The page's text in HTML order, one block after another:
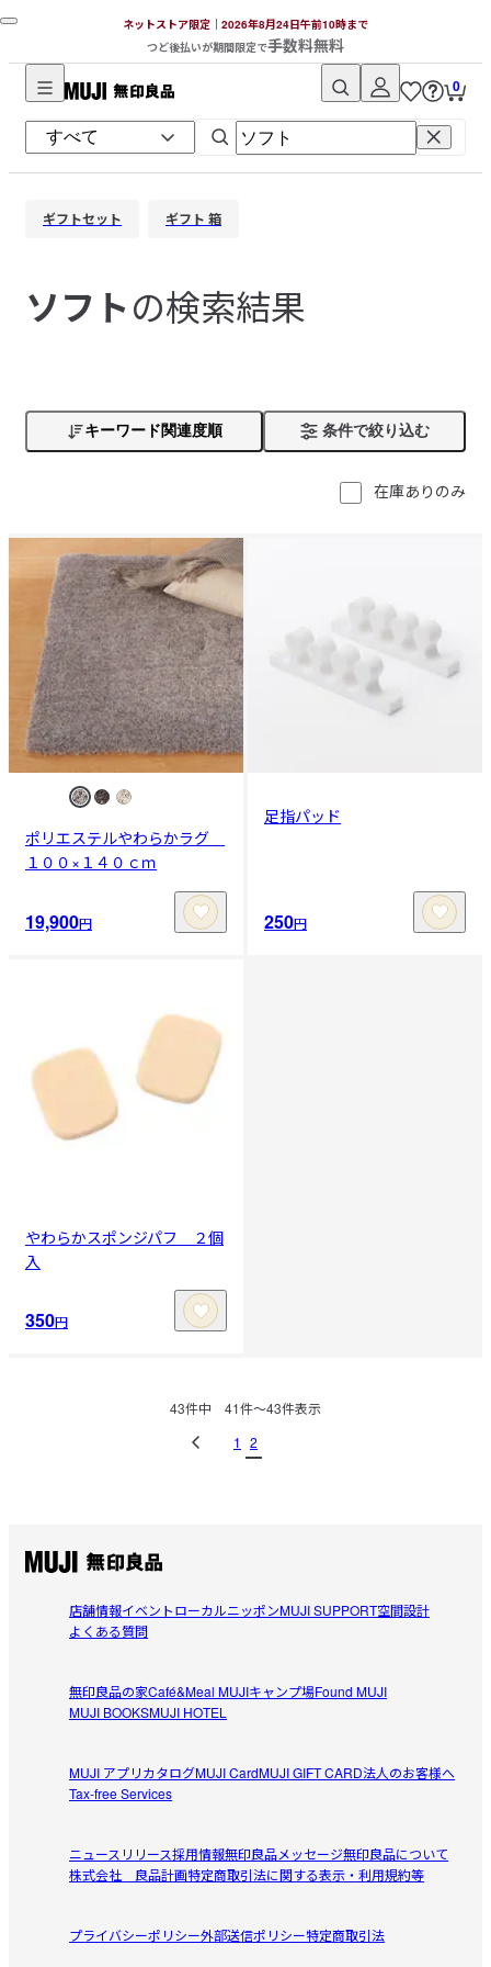
ネットストア限定｜2026年8月24日午前10時まで
つど後払いが期間限定で手数料無料
無
印
良
ネ
ス
0
ギフトセット ギフト 箱
ソフトの検索結果
キーワード関連度順 条件で絞り込む
在庫ありのみ
ポリエステルやわらかラグ
１００×１４０ｃｍ
19,900円
足指パッド
250円
やわらかスポンジパフ ２個
入
350円
43件中 41件〜43件表示
1 2
店舗情報イベントローカルニッポンMUJI SUPPORT空間設計
よくある質問
無印良品の家Café&Meal MUJIキャンプ場Found MUJI
MUJI BOOKSMUJI HOTEL
MUJI アプリカタログMUJI CardMUJI GIFT CARD法人のお客様へ
Tax-free Services
ニュースリリース採用情報無印良品メッセージ無印良品について
株式会社 良品計画特定商取引法に関する表示・利用規約等
プライバシーポリシー外部送信ポリシー特定商取引法